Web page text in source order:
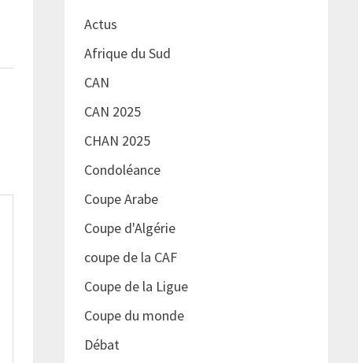
Actus
Afrique du Sud
CAN
CAN 2025
CHAN 2025
Condoléance
Coupe Arabe
Coupe d'Algérie
coupe de la CAF
Coupe de la Ligue
Coupe du monde
Débat